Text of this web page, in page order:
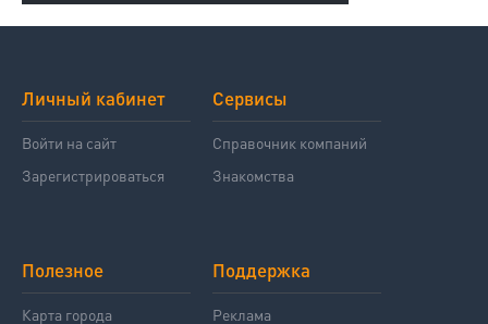
Личный кабинет
Войти на сайт
Зарегистрироваться
Сервисы
Справочник компаний
Знакомства
Полезное
Карта города
Поддержка
Реклама